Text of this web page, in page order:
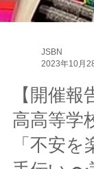
2023年10月